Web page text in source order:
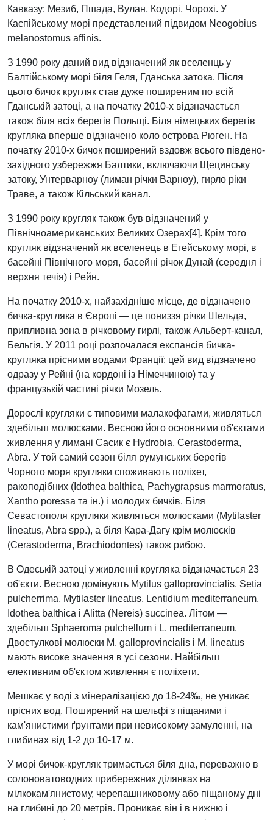
Кавказу: Мезиб, Пшада, Вулан, Кодорі, Чорохі. У
Каспійському морі представлений підвидом Neogobius
melanostomus affinis.
З 1990 року даний вид відзначений як вселенць у
Балтійському морі біля Геля, Гданська затока. Після
цього бичок кругляк став дуже поширеним по всій
Гданській затоці, а на початку 2010-х відзначається
також біля всіх берегів Польщі. Біля німецьких берегів
кругляка вперше відзначено коло острова Рюген. На
початку 2010-х бичок поширений вздовж всього південо-
західного узбережжя Балтики, включаючи Щецинську
затоку, Унтерварноу (лиман річки Варноу), гирло ріки
Траве, а також Кільський канал.
З 1990 року кругляк також був відзначений у
Північноамериканських Великих Озерах[4]. Крім того
кругляк відзначений як вселенець в Егейському морі, в
басейні Північного моря, басейні річок Дунай (середня і
верхня течія) і Рейн.
На початку 2010-х, найзахідніше місце, де відзначено
бичка-кругляка в Європі — це пониззя річки Шельда,
припливна зона в річковому гирлі, також Альберт-канал,
Бельгія. У 2011 році розпочалася експансія бичка-
кругляка прісними водами Франції: цей вид відзначено
одразу у Рейні (на кордоні із Німеччиною) та у
французькій частині річки Мозель.
Дорослі кругляки є типовими малакофагами, живляться
здебільш молюсками. Весною його основними об'єктами
живлення у лимані Сасик є Hydrobia, Cerastoderma,
Abra. У той самий сезон біля румунських берегів
Чорного моря кругляки споживають поліхет,
ракоподібних (Idothea balthica, Pachygrapsus marmoratus,
Xantho poressa та ін.) і молодих бичків. Біля
Севастополя кругляки живляться молюсками (Mytilaster
lineatus, Abra spp.), а біля Кара-Дагу крім молюсків
(Cerastoderma, Brachiodontes) також рибою.
В Одеській затоці у живленні кругляка відзначається 23
об'єкти. Весною домінують Mytilus galloprovincialis, Setia
pulcherrima, Mytilaster lineatus, Lentidium mediterraneum,
Idothea balthica і Alitta (Nereis) succinea. Літом —
здебільш Sphaeroma pulchellum і L. mediterraneum.
Двостулкові молюски M. galloprovincialis і M. lineatus
мають високе значення в усі сезони. Найбільш
елективним об'єктом живлення є поліхети.
Мешкає у воді з мінералізацією до 18-24‰, не уникає
прісних вод. Поширений на шельфі з піщаними і
кам'янистими ґрунтами при невисокому замуленні, на
глибинах від 1-2 до 10-17 м.
У морі бичок-кругляк тримається біля дна, переважно в
солоноватоводних прибережних ділянках на
мілкокам'янистому, черепашниковому або піщаному дні
на глибині до 20 метрів. Проникає він і в нижню і